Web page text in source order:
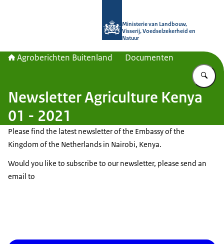
Ministerie van Landbouw,
Visserij, Voedselzekerheid en
Natuur
Agroberichten Buitenland Documenten
Newsletter Agriculture Kenya
01 - 2021
Please find the latest newsletter of the Embassy of the
Kingdom of the Netherlands in Nairobi, Kenya.
Would you like to subscribe to our newsletter, please send an
email to